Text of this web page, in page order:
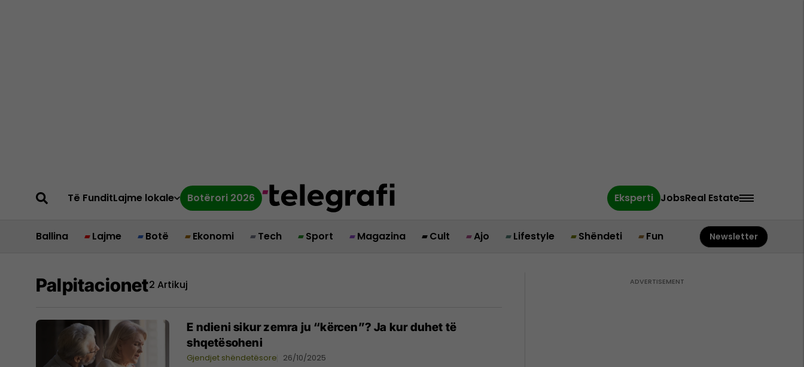
Të FunditLajme lokale Botërori 2026 Eksperti JobsReal Estate
Ballina Lajme Botë Ekonomi Tech Sport Magazina Cult Ajo Lifestyle Shëndeti Fun Newsletter
Palpitacionet2 Artikuj
E ndieni sikur zemra ju “kërcen”? Ja kur duhet të
shqetësoheni
Gjendjet shëndetësore 26/10/2025